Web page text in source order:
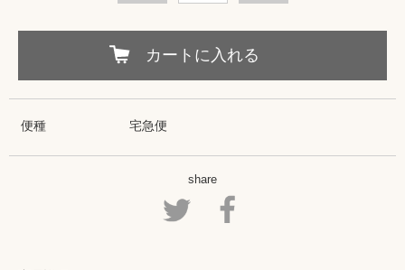
カートに入れる
便種 宅急便
share